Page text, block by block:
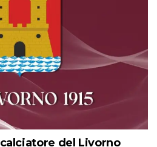
del Livorno